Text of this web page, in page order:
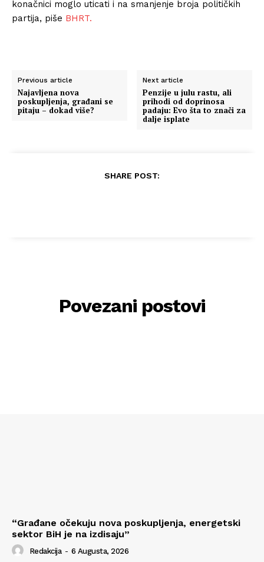
konačnici moglo uticati i na smanjenje broja političkih
partija, piše BHRT.
Previous article
Najavljena nova
poskupljenja, građani se
pitaju – dokad više?
Next article
Penzije u julu rastu, ali
prihodi od doprinosa
padaju: Evo šta to znači za
dalje isplate
SHARE POST:
Povezani postovi
“Građane očekuju nova poskupljenja, energetski
sektor BiH je na izdisaju”
Redakcija - 6 Augusta, 2026